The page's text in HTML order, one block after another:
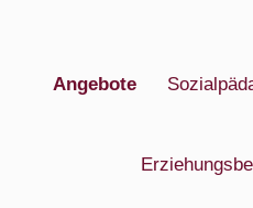
Angebote